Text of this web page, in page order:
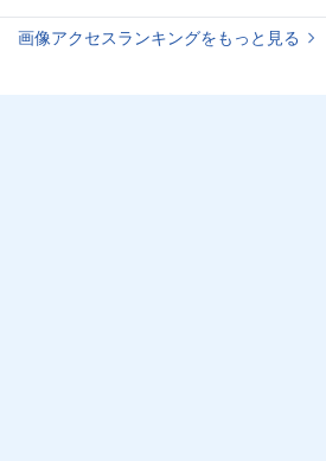
画像アクセスランキングをもっと見る